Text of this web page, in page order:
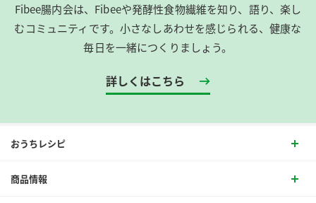
Fibee腸内会は、​Fibeeや発酵性食物繊維を知り、語り、楽し
むコミュニティです。​小さなしあわせを感じられる、健康な
毎日を一緒につくりましょう。
詳しくはこちら
おうちレシピ
商品情報